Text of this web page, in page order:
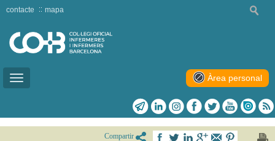
Toggle
contacte mapa
Àrea personal
Compartir